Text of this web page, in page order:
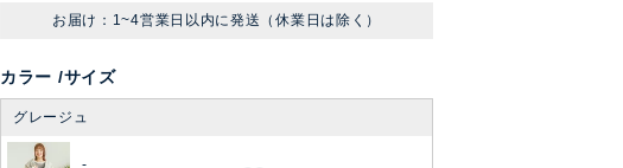
お届け：1~4営業日以内に発送（休業日は除く）
カラー サイズ
グレージュ